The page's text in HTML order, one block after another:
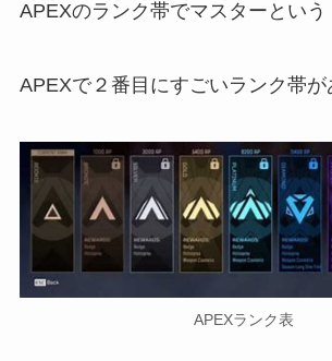
APEXのランク帯でマスター という
APEXで２番目にすごいランク帯が
APEXランク表